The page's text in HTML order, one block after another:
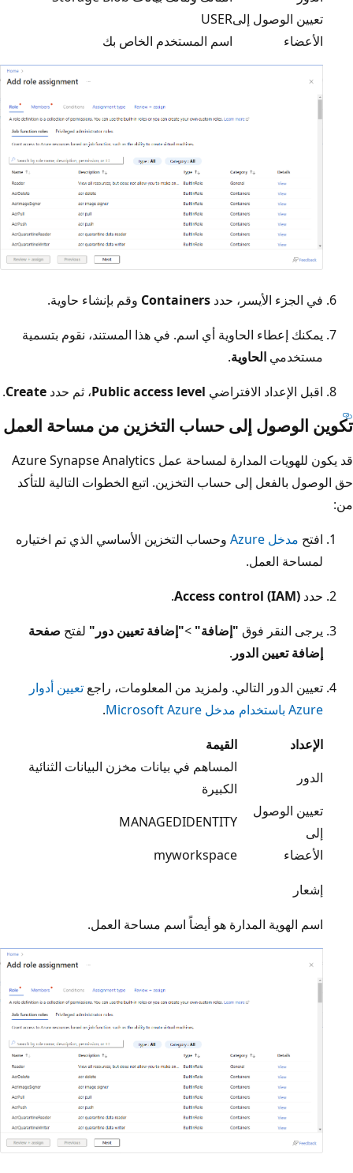
تعيين الوصول إلىUSER
الأعضاء
اسم المستخدم الخاص بك
في الجزء الأيسر، حدد Containers وقم بإنشاء حاوية.
يمكنك إعطاء الحاوية أي اسم. في هذا المستند، نقوم بتسمية
مستخدمي الحاوية.
اقبل الإعداد الافتراضي Public access level، ثم حدد Create
.
تكوين الوصول إلى حساب التخزين من مساحة العمل
قد يكون للهويات المدارة لمساحة عمل Azure Synapse Analytics
حق الوصول بالفعل إلى حساب التخزين. اتبع الخطوات التالية للتأكد
من:
افتح مدخل Azure
وحساب التخزين الأساسي الذي تم اختياره
لمساحة العمل.
حدد Access control (IAM)
.
يرجى النقر فوق "إضافة" >"إضافة تعيين دور" لفتح صفحة
إضافة تعيين الدور .
تعيين الدور التالي. ولمزيد من المعلومات، راجع تعيين أدوار
Azure باستخدام مدخل Microsoft Azure
.
الإعداد
القيمة‬
الدور
المساهم في بيانات مخزن البيانات الثنائية
الكبيرة
تعيين الوصول
إلى
MANAGEDIDENTITY
الأعضاء
myworkspace
إشعار
اسم الهوية المدارة هو أيضاً اسم مساحة العمل.